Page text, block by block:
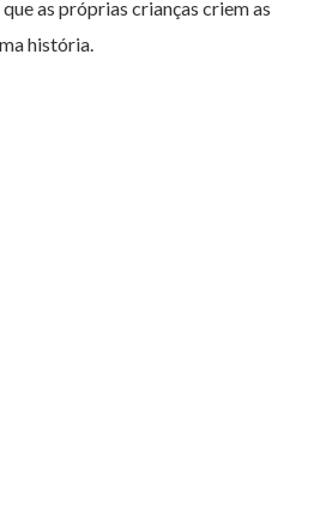
as próprias crianças criem as
história.